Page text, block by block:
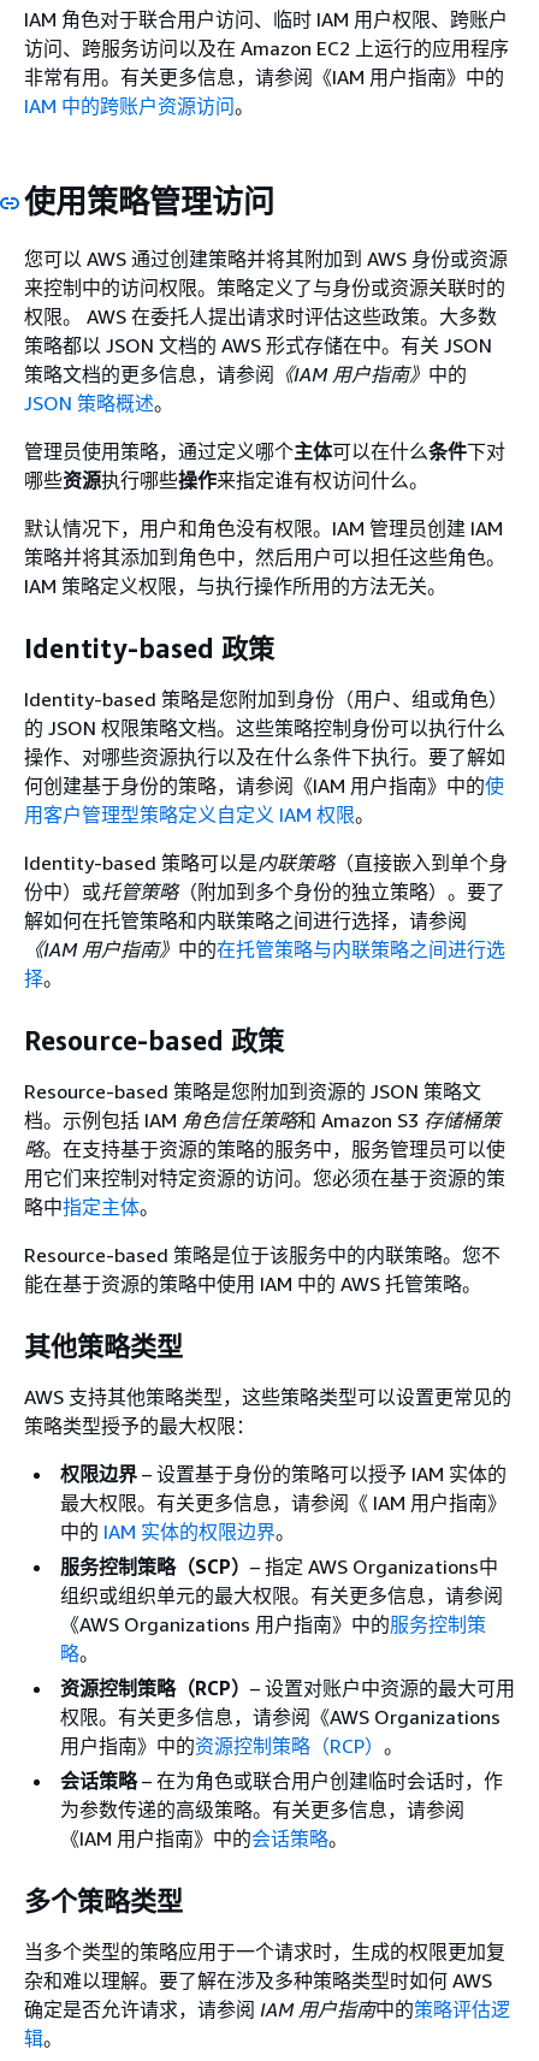
IAM 角色对于联合用户访问、临时 IAM 用户权限、跨账户
访问、跨服务访问以及在 Amazon EC2 上运行的应用程序
非常有用。有关更多信息，请参阅《IAM 用户指南》 中的
IAM 中的跨账户资源访问。
使用策略管理访问
您可以 AWS 通过创建策略并将其附加到 AWS 身份或资源
来控制中的访问权限。策略定义了与身份或资源关联时的
权限。 AWS 在委托人提出请求时评估这些政策。大多数
策略都以 JSON 文档的 AWS 形式存储在中。有关 JSON
策略文档的更多信息，请参阅 《IAM 用户指南》 中的
JSON 策略概述。
管理员使用策略，通过定义哪个主体可以在什么条件下对
哪些资源执行哪些操作来指定谁有权访问什么。
默认情况下，用户和角色没有权限。IAM 管理员创建 IAM
策略并将其添加到角色中，然后用户可以担任这些角色。
IAM 策略定义权限，与执行操作所用的方法无关。
Identity-based 政策
Identity-based 策略是您附加到身份（用户、组或角色）
的 JSON 权限策略文档。这些策略控制身份可以执行什么
操作、对哪些资源执行以及在什么条件下执行。要了解如
何创建基于身份的策略，请参阅《IAM 用户指南》 中的使
用客户管理型策略定义自定义 IAM 权限。
Identity-based 策略可以是内联策略（直接嵌入到单个身
份中）或托管策略（附加到多个身份的独立策略）。要了
解如何在托管策略和内联策略之间进行选择，请参阅
《IAM 用户指南》 中的在托管策略与内联策略之间进行选
择。
Resource-based 政策
Resource-based 策略是您附加到资源的 JSON 策略文
档。示例包括 IAM 角色信任策略和 Amazon S3 存储桶策
略。在支持基于资源的策略的服务中，服务管理员可以使
用它们来控制对特定资源的访问。您必须在基于资源的策
略中指定主体。
Resource-based 策略是位于该服务中的内联策略。您不
能在基于资源的策略中使用 IAM 中的 AWS 托管策略。
其他策略类型
AWS 支持其他策略类型，这些策略类型可以设置更常见的
策略类型授予的最大权限：
权限边界 – 设置基于身份的策略可以授予 IAM 实体的
最大权限。有关更多信息，请参阅《 IAM 用户指南》
中的 IAM 实体的权限边界。
服务控制策略（SCP） – 指定 AWS Organizations中
组织或组织单元的最大权限。有关更多信息，请参阅
《AWS Organizations 用户指南》 中的服务控制策
略。
资源控制策略（RCP） – 设置对账户中资源的最大可用
权限。有关更多信息，请参阅《AWS Organizations
用户指南》 中的资源控制策略（RCP） 。
会话策略– 在为角色或联合用户创建临时会话时，作
为参数传递的高级策略。有关更多信息，请参阅
《IAM 用户指南》 中的会话策略。
多个策略类型
当多个类型的策略应用于一个请求时，生成的权限更加复
杂和难以理解。要了解在涉及多种策略类型时如何 AWS
确定是否允许请求，请参阅 IAM 用户指南中的策略评估逻
辑。